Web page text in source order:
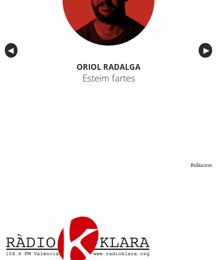
Anterior
◀︎ ▶︎
ORIOL RADALGA
Esteim fartes
Publicitat